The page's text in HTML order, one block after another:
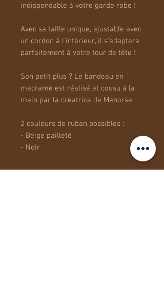
indispendable à votre garde robe !
Avec sa taille unique, ajustable avec
un cordon à l'intérieur, il s'adaptera
parfaitement à votre tour de tête !
Son petit plus ? Le bandeau en
macramé est réalisé et cousu à la
main par la créatrice de Mahorse.
2 couleurs de ruban possibles :
- Beige pailleté
- Noir